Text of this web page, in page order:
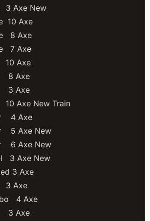
3 Axe New
10 Axe
8 Axe
7 Axe
10 Axe
8 Axe
3 Axe
Axe New Train
4 Axe
5 Axe New
6 Axe New
3 Axe New
3 Axe
3 Axe
4 Axe
3 Axe